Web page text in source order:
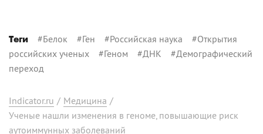
Теги #Белок #Ген #Российская наука #Открытия
российских ученых #Геном #ДНК #Демографический
переход
Indicator.ru / Медицина /
Ученые нашли изменения в геноме, повышающие риск
аутоиммунных заболеваний